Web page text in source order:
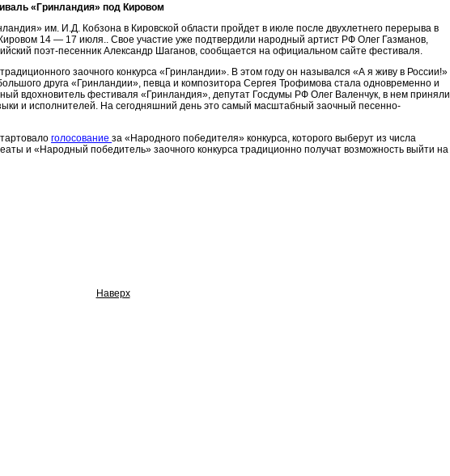
«Гринландия» под Кировом
им. И.Д. Кобзона в Кировской области пройдет в июле после двухлетнего перерыва в
14 — 17 июля.. Свое участие уже подтвердили народный артист РФ Олег Газманов,
поэт-песенник Александр Шаганов, сообщается на официальном сайте фестиваля.
заочного конкурса «Гринландии». В этом году он назывался «А я живу в России!»
друга «Гринландии», певца и композитора Сергея Трофимова стала одновременно и
вдохновитель фестиваля «Гринландия», депутат Госдумы РФ Олег Валенчук, в нем приняли
и исполнителей. На сегодняшний день это самый масштабный заочный песенно-
голосование за «Народного победителя» конкурса, которого выберут из числа
и «Народный победитель» заочного конкурса традиционно получат возможность выйти на
Наверх